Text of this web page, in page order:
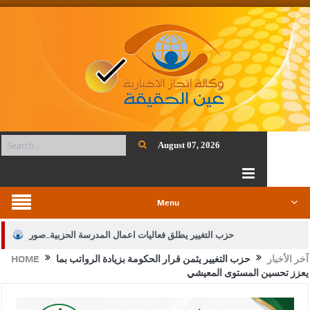
August 07, 2026
Menu
حزب التغيير يطلق فعاليات اعمال المدرسة الحزبية..صور
الجيش يفتح باب التجنيد لحملة البكالوريوس في الحقوق والقانونHOME آخر الأخبار
حزب التغيير يثمن قرار الحكومة بزيادة الرواتب بما
يعزز تحسين المستوى المعيشي